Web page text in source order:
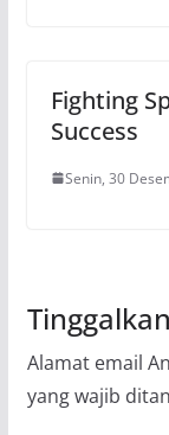
Fighting
Success
Senin, 30
Alamat email
yang wajib